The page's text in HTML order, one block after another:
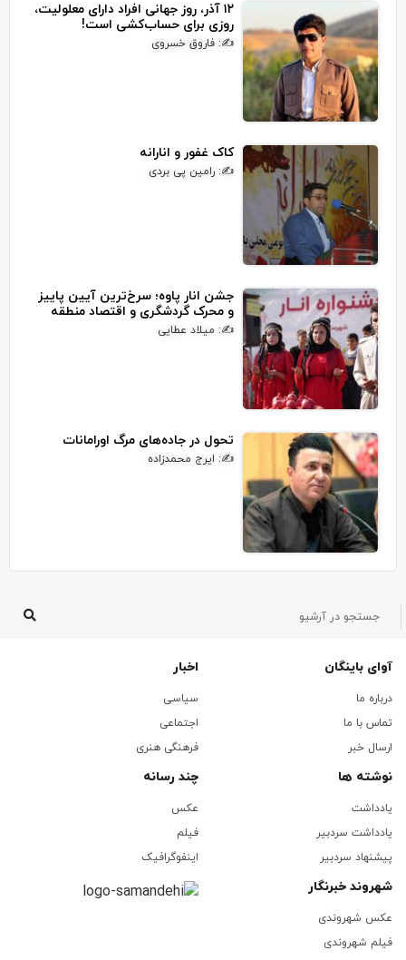
۱۲ آذر، روز جهانی افراد دارای معلولیت،
روزی برای حساب‌کشی است!
✍: فاروق خسروی
کاک غفور و انارانه
✍: رامین پی بردی
جشن انار پاوه؛ سرخ‌ترین آیین پاییز
و محرک گردشگری و اقتصاد منطقه
✍: میلاد عطایی
تحول در جاده‌های مرگ اورامانات
✍: ایرج محمدزاده
آوای باینگان
درباره ما
تماس با ما
ارسال خبر
اخبار
سیاسی
اجتماعی
فرهنگی هنری
نوشته ها
یادداشت
یادداشت سردبیر
پیشنهاد سردبیر
چند رسانه
عکس
فیلم
اینفوگرافیک
شهروند خبرنگار
عکس شهروندی
فیلم شهروندی